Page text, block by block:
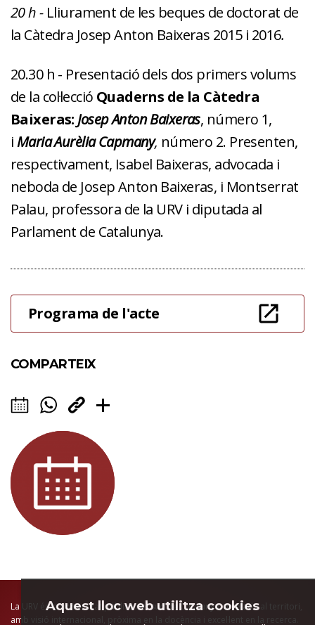
20 h - Lliurament de les beques de doctorat de
la Càtedra Josep Anton Baixeras 2015 i 2016.
20.30 h - Presentació dels dos primers volums
de la col·lecció Quaderns de la Càtedra
Baixeras: Josep Anton Baixeras, número 1,
iMaria Aurèlia Capmany, número 2. Presenten,
respectivament, Isabel Baixeras, advocada i
neboda de Josep Anton Baixeras, i Montserrat
Palau, professora de la URV i diputada al
Parlament de Catalunya.
Programa de l'acte
COMPARTEIX
La URV és la universitat pública del sud de Catalunya, arrelada al territori,
amb visió internacional, pròxima en la docència i excel·lent en la recerca.
Aquest lloc web utilitza cookies